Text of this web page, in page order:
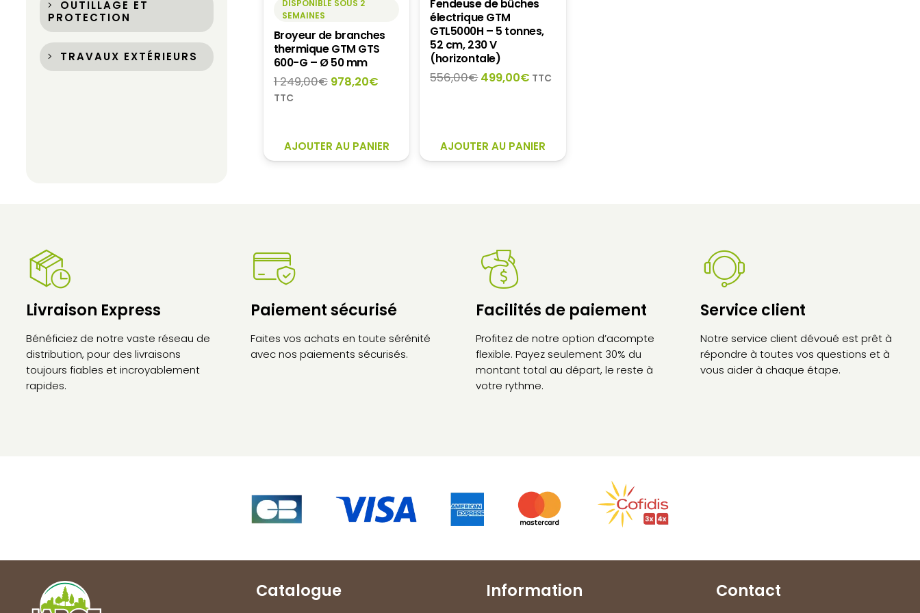
OUTILLAGE ET
PROTECTION
TRAVAUX EXTÉRIEURS
DISPONIBLE SOUS 2
SEMAINES
Broyeur de branches
thermique GTM GTS
600-G – Ø 50 mm
1 249,00€ Le
1
249,00€.
978,20€Le
978,20€.
TTC
AJOUTER AU PANIER
Fendeuse de bûches
électrique GTM
GTL5000H – 5 tonnes,
52 cm, 230 V
(horizontale)
556,00€ Le
556,00€.
499,00€ Le
499,00€.
TTC
AJOUTER AU PANIER
Livraison Express
Bénéficiez de notre vaste réseau de
distribution, pour des livraisons
toujours fiables et incroyablement
rapides.
Paiement sécurisé
Faites vos achats en toute sérénité
avec nos paiements sécurisés.
Facilités de paiement
Profitez de notre option d’acompte
flexible. Payez seulement 30% du
montant total au départ, le reste à
votre rythme.
Service client
Notre service client dévoué est prêt à
répondre à toutes vos questions et à
vous aider à chaque étape.
Catalogue Information Contact